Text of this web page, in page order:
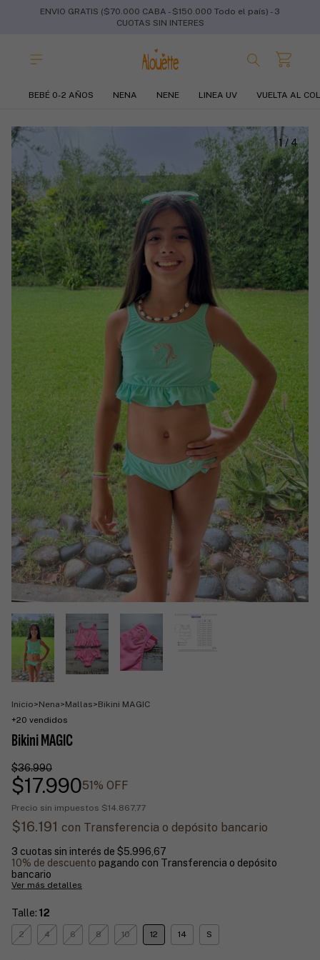
ENVIO GRATIS ($70.000 CABA - $150.000 Todo el país) - 3
CUOTAS SIN INTERES
BEBÉ 0-2 AÑOS NENA NENE LINEA UV VUELTA AL
1/4
Inicio>Nena>Mallas>Bikini MAGIC
+20 vendidos
Bikini MAGIC
$36.990
$17.99051% OFF
Precio sin impuestos $14.867,77
$16.191 con Transferencia o depósito bancario
3 cuotas sin interés de $5.996,67
10% de descuento pagando con Transferencia o depósito
bancario
Ver más detalles
Talle: 12
2 4 6 8 10 12 14 S